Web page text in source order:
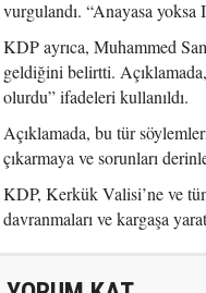
vurgulandı. “Anayasa yoksa
KDP ayrıca, Muhammed
geldiğini belirtti.
olurdu” ifadeleri kullanıldı.
Açıklamada, bu tür
çıkarmaya ve sorunları
KDP, Kerkük Valisi’ne ve
davranmaları ve kargaşa